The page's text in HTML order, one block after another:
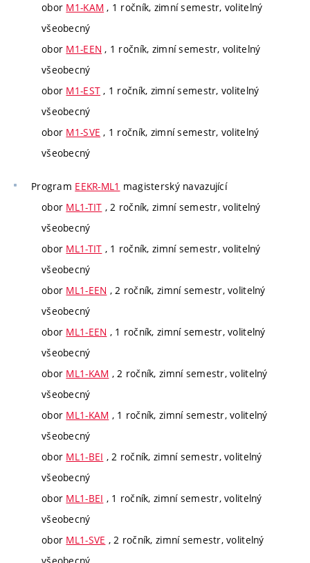
obor M1-KAM , 1 ročník, zimní semestr, volitelný
všeobecný
obor M1-EEN , 1 ročník, zimní semestr, volitelný
všeobecný
obor M1-EST , 1 ročník, zimní semestr, volitelný
všeobecný
obor M1-SVE , 1 ročník, zimní semestr, volitelný
všeobecný
Program EEKR-ML1 magisterský navazující
obor ML1-TIT , 2 ročník, zimní semestr, volitelný
všeobecný
obor ML1-TIT , 1 ročník, zimní semestr, volitelný
všeobecný
obor ML1-EEN , 2 ročník, zimní semestr, volitelný
všeobecný
obor ML1-EEN , 1 ročník, zimní semestr, volitelný
všeobecný
obor ML1-KAM , 2 ročník, zimní semestr, volitelný
všeobecný
obor ML1-KAM , 1 ročník, zimní semestr, volitelný
všeobecný
obor ML1-BEI , 2 ročník, zimní semestr, volitelný
všeobecný
obor ML1-BEI , 1 ročník, zimní semestr, volitelný
všeobecný
obor ML1-SVE , 2 ročník, zimní semestr, volitelný